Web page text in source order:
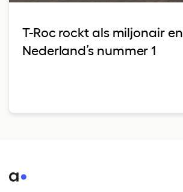
T-Roc rockt als miljonair en
Nederland’s nummer 1